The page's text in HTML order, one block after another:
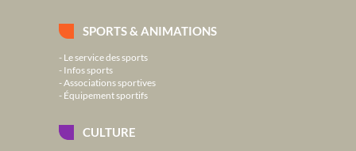
SPORTS & ANIMATIONS
Le service des sports
Infos sports
Associations sportives
Équipement sportifs
CULTURE